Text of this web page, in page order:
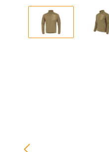
Bildergalerie überspringen